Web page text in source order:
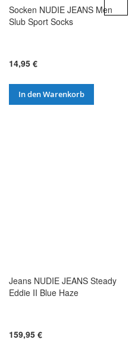
Socken NUDIE JEANS Men
Slub Sport Socks
14,95 €
In den Warenkorb
Jeans NUDIE JEANS Steady
Eddie II Blue Haze
159,95 €